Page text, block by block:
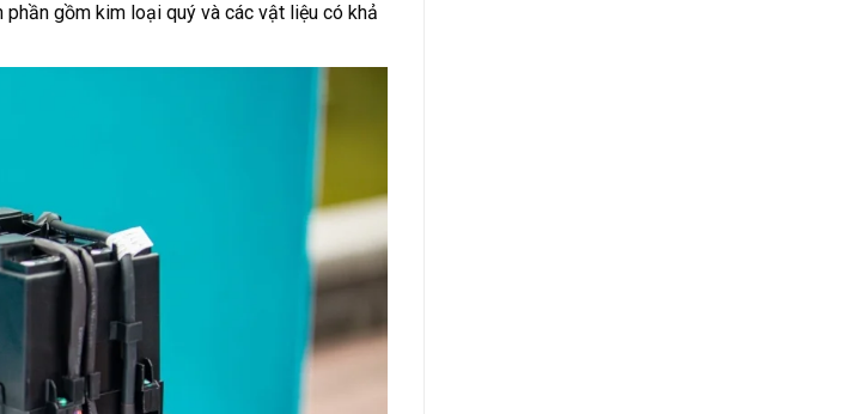
gồm kim loại quý và các vật liệu có khả